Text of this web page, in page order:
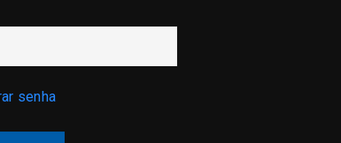
senha